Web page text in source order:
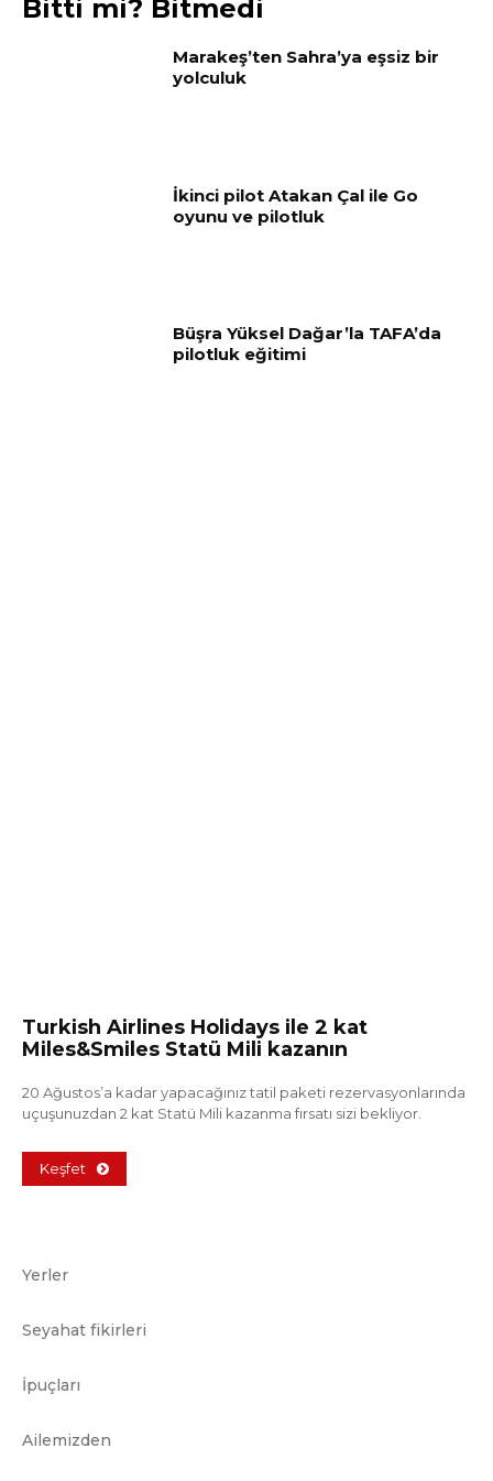
Bitti mi? Bitmedi
Marakeş’ten Sahra’ya eşsiz bir
yolculuk
İkinci pilot Atakan Çal ile Go
oyunu ve pilotluk
Büşra Yüksel Dağar’la TAFA’da
pilotluk eğitimi
Turkish Airlines Holidays ile 2 kat
Miles&Smiles Statü Mili kazanın
20 Ağustos’a kadar yapacağınız tatil paketi rezervasyonlarında
uçuşunuzdan 2 kat Statü Mili kazanma fırsatı sizi bekliyor.
Keşfet
Yerler
Seyahat fikirleri
İpuçları
Ailemizden